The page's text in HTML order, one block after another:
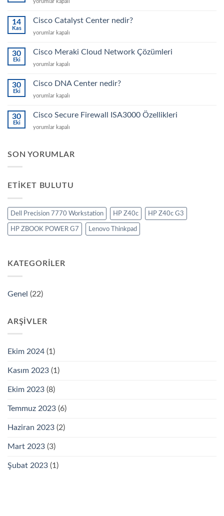
SAN
Ailesi
yorumlar kapalı
14
Kas
Cisco Catalyst Center nedir?
Cisco
Center
için
yorumlar kapalı
30
Eki
Cisco Meraki Cloud Network Çözümleri
Cisco
Cloud
Çözümleri
yorumlar kapalı
30
Eki
Cisco DNA Center nedir?
Cisco
Center
için
yorumlar kapalı
30
Eki
Cisco Secure Firewall ISA3000 Özellikleri
Cisco
ISA3000
yorumlar kapalı
SON YORUMLAR
ETIKET BULUTU
Dell Precision 7770 Workstation HP Z40c HP Z40c G3
HP ZBOOK POWER G7 Lenovo Thinkpad
KATEGORILER
Genel (22)
ARŞIVLER
Ekim 2024 (1)
Kasım 2023 (1)
Ekim 2023 (8)
Temmuz 2023 (6)
Haziran 2023 (2)
Mart 2023 (3)
Şubat 2023 (1)